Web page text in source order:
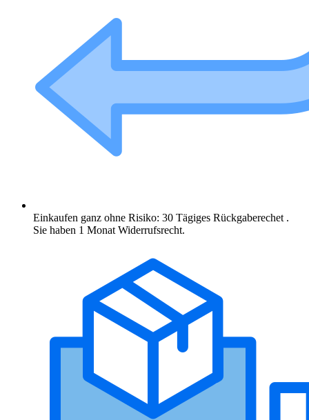
Einkaufen ganz ohne Risiko: 30 Tägiges Rückgaberechet .
Sie haben 1 Monat Widerrufsrecht.